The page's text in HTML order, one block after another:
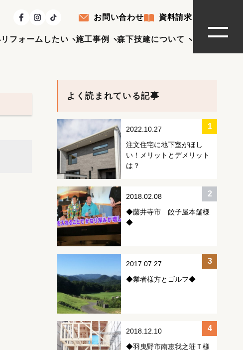
お問い合わせ 資料請求
リフォームしたい 施工事例 森下技建について
よく読まれている記事
2022.10.27
注文住宅に地下室がほし
い！メリットとデメリット
は？
2018.02.08
◆藤井寺市 餃子屋本舗様
◆
2017.07.27
◆業者様方とゴルフ◆
2018.12.10
◆羽曳野市南恵我之荘Ｔ様